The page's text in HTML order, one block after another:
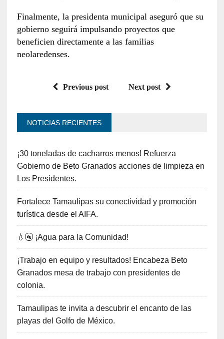
Finalmente, la presidenta municipal aseguró que su
gobierno seguirá impulsando proyectos que
beneficien directamente a las familias
neolaredenses.
Previous post Next post
NOTICIAS RECIENTES
¡30 toneladas de cacharros menos! Refuerza
Gobierno de Beto Granados acciones de limpieza en
Los Presidentes.
Fortalece Tamaulipas su conectividad y promoción
turística desde el AIFA.
💧🚰 ¡Agua para la Comunidad!
¡Trabajo en equipo y resultados! Encabeza Beto
Granados mesa de trabajo con presidentes de
colonia.
Tamaulipas te invita a descubrir el encanto de las
playas del Golfo de México.